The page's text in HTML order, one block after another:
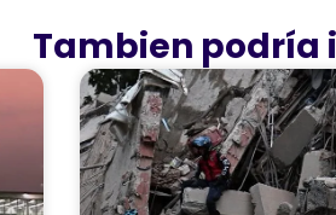
Tambien podría